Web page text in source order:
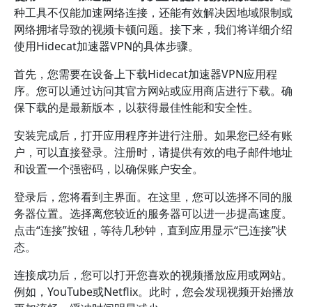
种工具不仅能加速网络连接，还能有效解决因地域限制或
网络拥堵导致的视频卡顿问题。接下来，我们将详细介绍
使用Hidecat加速器VPN的具体步骤。
首先，您需要在设备上下载Hidecat加速器VPN应用程
序。您可以通过访问其官方网站或应用商店进行下载。确
保下载的是最新版本，以获得最佳性能和安全性。
安装完成后，打开应用程序并进行注册。如果您已经有账
户，可以直接登录。注册时，请提供有效的电子邮件地址
和设置一个强密码，以确保账户安全。
登录后，您将看到主界面。在这里，您可以选择不同的服
务器位置。选择离您较近的服务器可以进一步提高速度。
点击“连接”按钮，等待几秒钟，直到应用显示“已连接”状
态。
连接成功后，您可以打开您喜欢的视频播放应用或网站。
例如，YouTube或Netflix。此时，您会发现视频开始播放